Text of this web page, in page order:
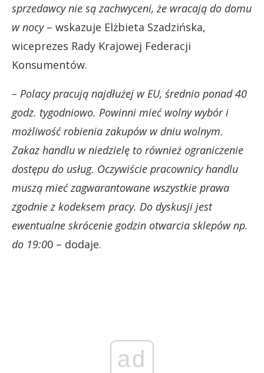
sprzedawcy nie są zachwyceni, że wracają do domu
w nocy– wskazuje Elżbieta Szadzińska,
wiceprezes Rady Krajowej Federacji
Konsumentów.
– Polacy pracują najdłużej w EU, średnio ponad 40
godz. tygodniowo. Powinni mieć wolny wybór i
możliwość robienia zakupów w dniu wolnym.
Zakaz handlu w niedzielę to również ograniczenie
dostępu do usług. Oczywiście pracownicy handlu
muszą mieć zagwarantowane wszystkie prawa
zgodnie z kodeksem pracy. Do dyskusji jest
ewentualne skrócenie godzin otwarcia sklepów np.
do 19:00 – dodaje.
ad